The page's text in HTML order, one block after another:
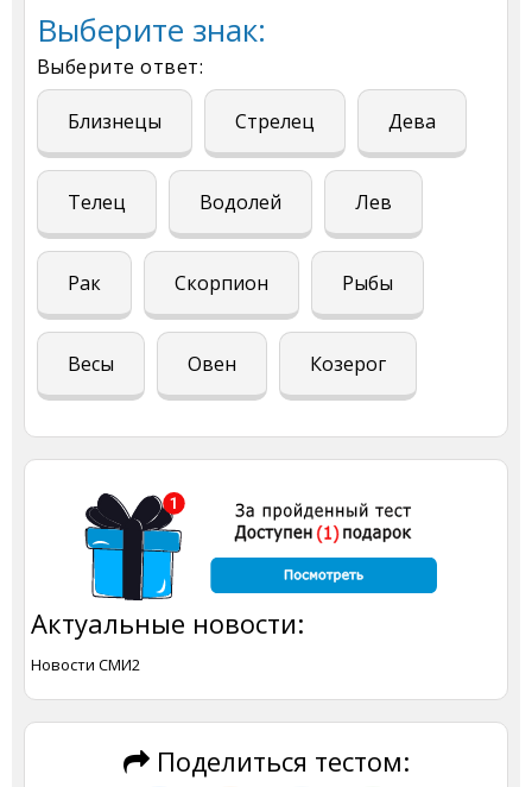
Выберите знак:
Выберите ответ:
Близнецы Стрелец Дева
Телец Водолей Лев
Рак Скорпион Рыбы
Весы Овен Козерог
Актуальные новости:
Новости СМИ2
Поделиться тестом: